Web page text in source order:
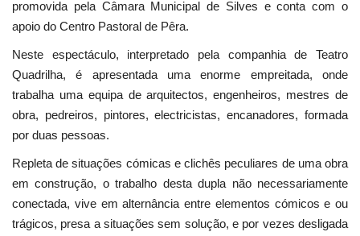
Lazer
Ambiente
promovida pela Câmara Municipal de Silves e conta com o
apoio do Centro Pastoral de Pêra.
Neste espectáculo, interpretado pela companhia de Teatro
Quadrilha, é apresentada uma enorme empreitada, onde
trabalha uma equipa de arquitectos, engenheiros, mestres de
obra, pedreiros, pintores, electricistas, encanadores, formada
por duas pessoas.
Repleta de situações cómicas e clichês peculiares de uma obra
em construção, o trabalho desta dupla não necessariamente
conectada, vive em alternância entre elementos cómicos e ou
trágicos, presa a situações sem solução, e por vezes desligada